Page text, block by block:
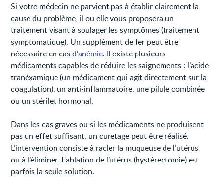
Si votre médecin ne parvient pas à établir clairement la
cause du problème, il ou elle vous proposera un
traitement visant à soulager les symptômes (traitement
symptomatique). Un supplément de fer peut être
nécessaire en cas d’anémie. Il existe plusieurs
médicaments capables de réduire les saignements : l’acide
tranéxamique (un médicament qui agit directement sur la
coagulation), un anti-inflammatoire, une pilule combinée
ou un stérilet hormonal.
Dans les cas graves ou si les médicaments ne produisent
pas un effet suffisant, un curetage peut être réalisé.
L’intervention consiste à racler la muqueuse de l’utérus
ou à l’éliminer. L'ablation de l’utérus (hystérectomie) est
parfois la seule solution.